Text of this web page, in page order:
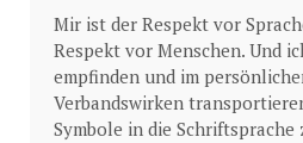
Mir ist der Respekt vor
Respekt vor Menschen. Und
empfinden und im
Verbandswirken
Symbole in die Schriftsprache